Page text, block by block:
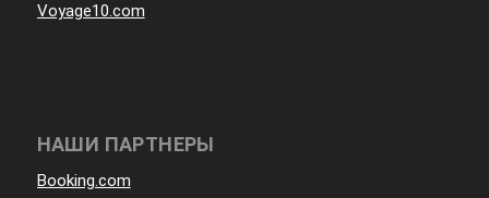
Voyage10.com
НАШИ ПАРТНЕРЫ
Booking.com